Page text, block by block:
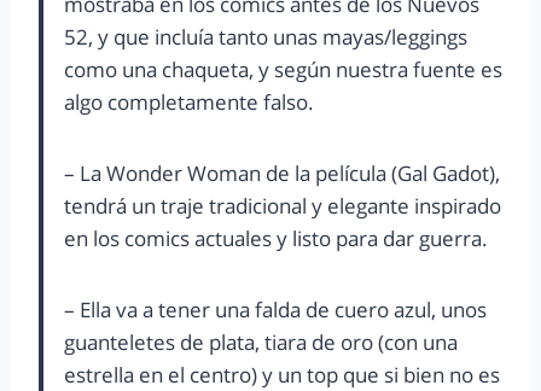
52, y que incluía tanto unas mayas/leggings
como una chaqueta, y según nuestra fuente es
algo completamente falso.
– La Wonder Woman de la película (Gal Gadot),
tendrá un traje tradicional y elegante inspirado
en los comics actuales y listo para dar guerra.
– Ella va a tener una falda de cuero azul, unos
guanteletes de plata, tiara de oro (con una
estrella en el centro) y un top que si bien no es